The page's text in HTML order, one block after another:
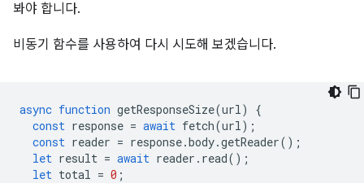
봐야 합니다.
비동기 함수를 사용하여 다시 시도해 보겠습니다.
async function getResponseSize(url)
{
const response = await fetch(url);
const reader = response.body.getReader();
let result = await reader . read();
let total = 0 ;